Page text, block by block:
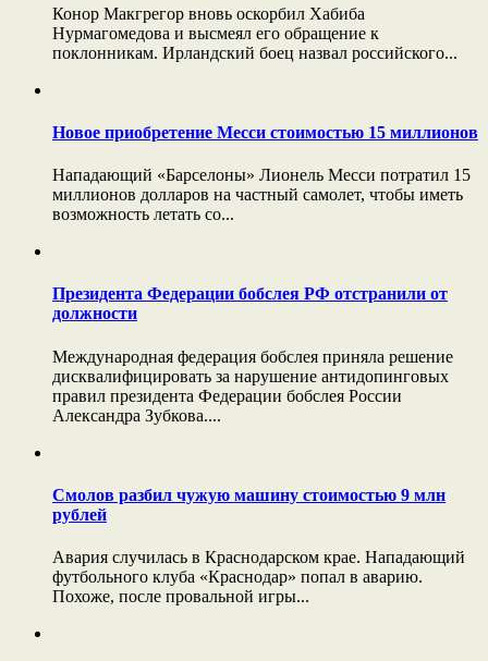
Конор Макгрегор вновь оскорбил Хабиба
Нурмагомедова и высмеял его обращение к
поклонникам. Ирландский боец назвал российского...
Новое приобретение Месси стоимостью 15 миллионов
Нападающий «Барселоны» Лионель Месси потратил 15
миллионов долларов на частный самолет, чтобы иметь
возможность летать со...
Президента Федерации бобслея РФ отстранили от
должности
Международная федерация бобслея приняла решение
дисквалифицировать за нарушение антидопинговых
правил президента Федерации бобслея России
Александра Зубкова....
Смолов разбил чужую машину стоимостью 9 млн
рублей
Авария случилась в Краснодарском крае. Нападающий
футбольного клуба «Краснодар» попал в аварию.
Похоже, после провальной игры...